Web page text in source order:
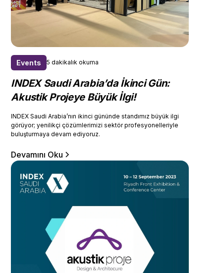
Events 5 dakikalık okuma
INDEX Saudi Arabia’da İkinci Gün:
Akustik Projeye Büyük İlgi!
INDEX Saudi Arabia’nın ikinci gününde standımız büyük ilgi
görüyor; yenilikçi çözümlerimizi sektör profesyonelleriyle
buluşturmaya devam ediyoruz.
Devamını Oku